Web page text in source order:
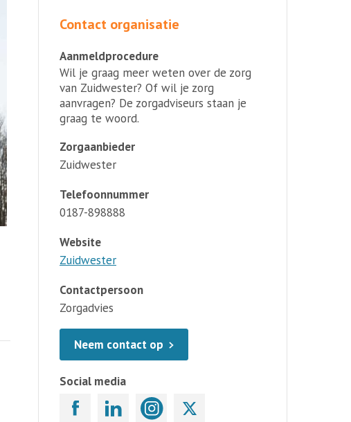
Contact organisatie
Aanmeldprocedure
Wil je graag meer weten over de zorg
van Zuidwester? Of wil je zorg
aanvragen? De zorgadviseurs staan je
graag te woord.
Zorgaanbieder
Zuidwester
Telefoonnummer
0187-898888
Website
Zuidwester
Contactpersoon
Zorgadvies
Neem contact op
Social media